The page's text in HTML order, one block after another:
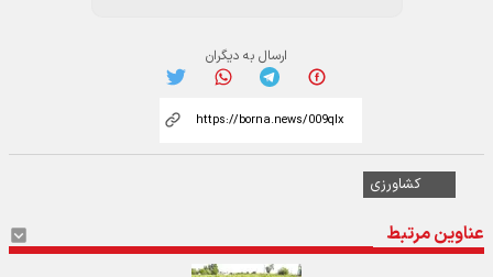
ارسال به دیگران
کشاورزی
عناوین مرتبط